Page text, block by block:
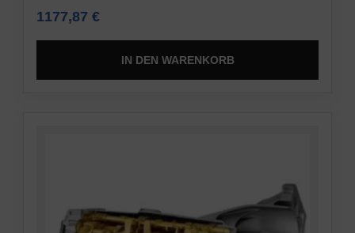
1177,87 €
IN DEN WARENKORB